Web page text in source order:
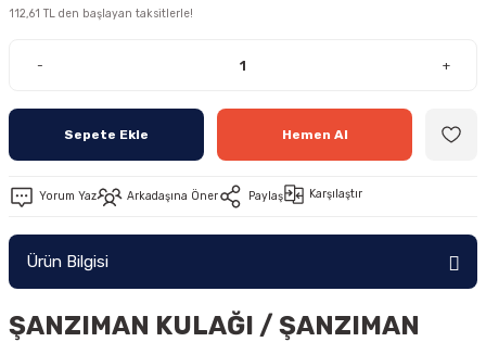
112,61 TL den başlayan taksitlerle!
- +
Sepete Ekle Hemen Al
Yorum Yaz Arkadaşına Öner Paylaş Karşılaştır
Ürün Bilgisi
ŞANZIMAN KULAĞI / ŞANZIMAN